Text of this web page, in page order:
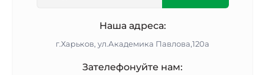
Наша адреса:
г.Харьков, ул.Академика Павлова,120а
Зателефонуйте нам: